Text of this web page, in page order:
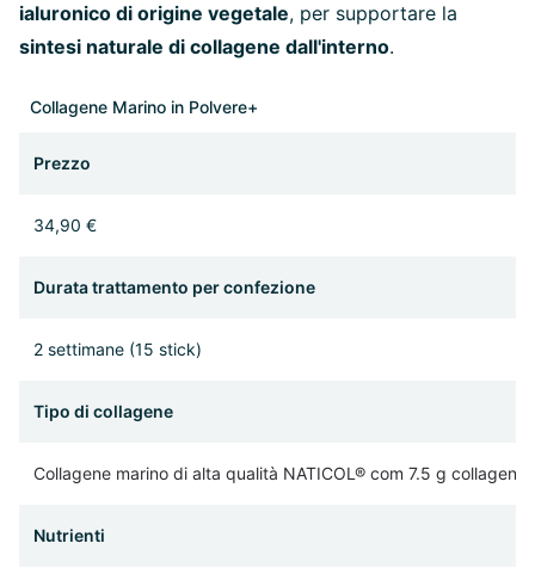
ialuronico di origine vegetale, per supportare la
sintesi naturale di collagene dall'interno.
Collagene Marino in Polvere+
Prezzo
34,90 €
Durata trattamento per confezione
2 settimane (15 stick)
Tipo di collagene
Collagene marino di alta qualità NATICOL® com 7.5 g
Nutrienti